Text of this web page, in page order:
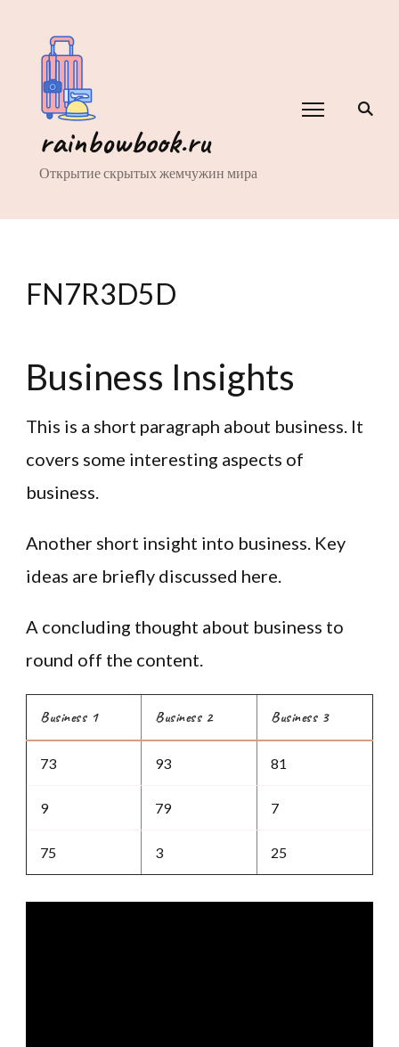
rainbowbook.ru
Открытие скрытых жемчужин мира
FN7R3D5D
Business Insights
This is a short paragraph about business. It
covers some interesting aspects of
business.
Another short insight into business. Key
ideas are briefly discussed here.
A concluding thought about business to
round off the content.
Business 1 Business 2 Business 3
73 93 81
9 79 7
75 3 25